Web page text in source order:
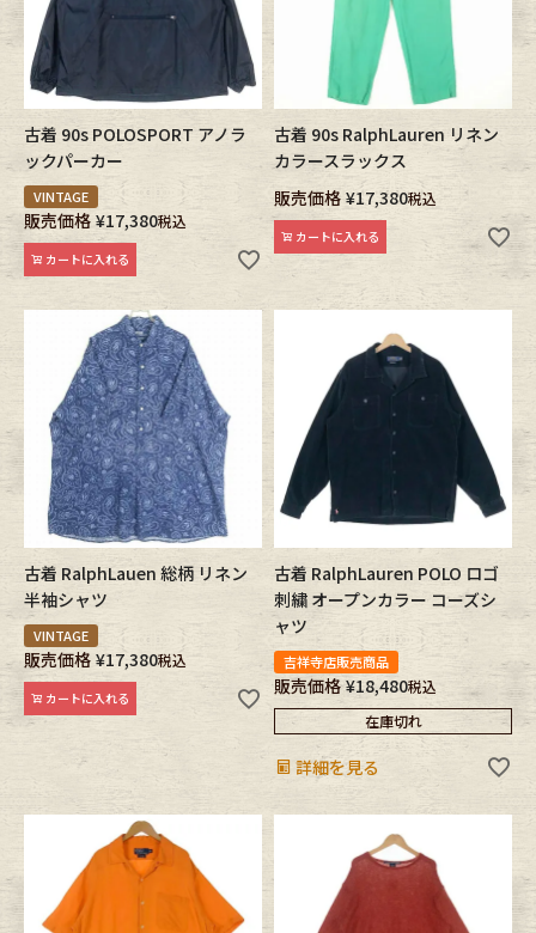
古着 90s POLOSPORT アノラ
ックパーカー
VINTAGE
販売価格 ¥17,380税込
カートに入れる
古着 90s RalphLauren リネン
カラースラックス
販売価格 ¥17,380税込
カートに入れる
古着 RalphLauen 総柄 リネン
半袖シャツ
VINTAGE
販売価格 ¥17,380税込
カートに入れる
古着 RalphLauren POLO ロゴ
刺繍 オープンカラー コーズシ
ャツ
吉祥寺店販売商品
販売価格 ¥18,480税込
在庫切れ
詳細を見る